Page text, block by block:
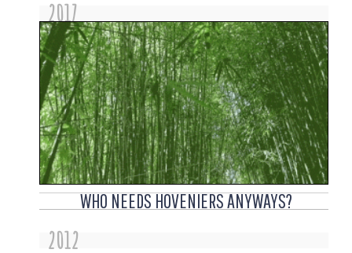
2017
WHO NEEDS HOVENIERS ANYWAYS?
2012